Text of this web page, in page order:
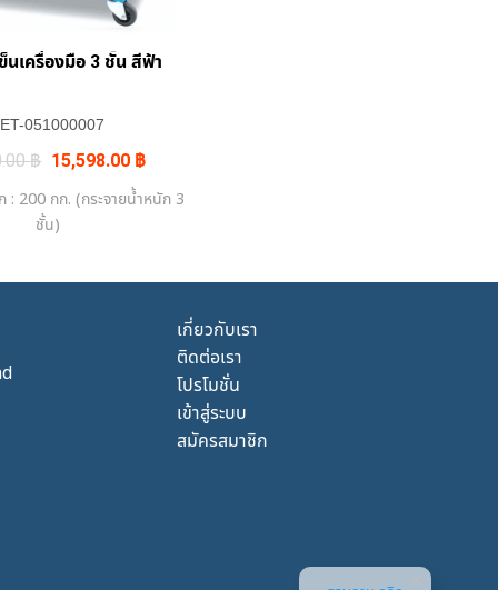
ข็นเครื่องมือ 3 ชั้น สีฟ้า
051000007
฿ Original
price
was:
18,350.00 ฿.
15,598.00 ฿Current
is:
15,598.00 ฿.
: 200 กก. (กระจายน้ำหนัก 3
ชั้น)
เกี่ยวกับเรา
ติดต่อเรา
โปรโมชั่น
เข้าสู่ระบบ
สมัครสมาชิก